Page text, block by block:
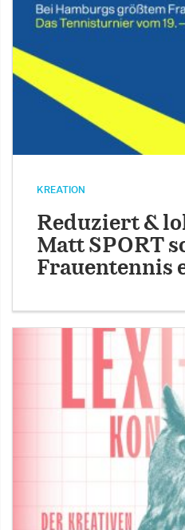
KREATION
Reduziert &
Matt SPORT
Frauentennis